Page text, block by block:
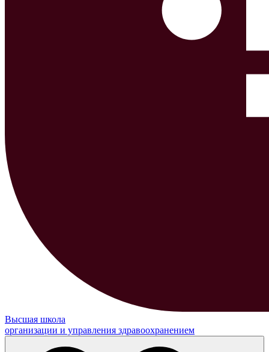
Высшая школа
организации и управления здравоохранением